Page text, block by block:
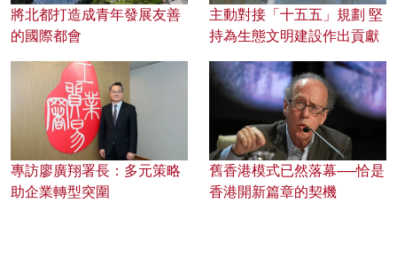
將北都打造成青年發展友善
的國際都會
主動對接「十五五」規劃 堅
持為生態文明建設作出貢獻
專訪廖廣翔署長：多元策略
助企業轉型突圍
舊香港模式已然落幕──恰是
香港開新篇章的契機